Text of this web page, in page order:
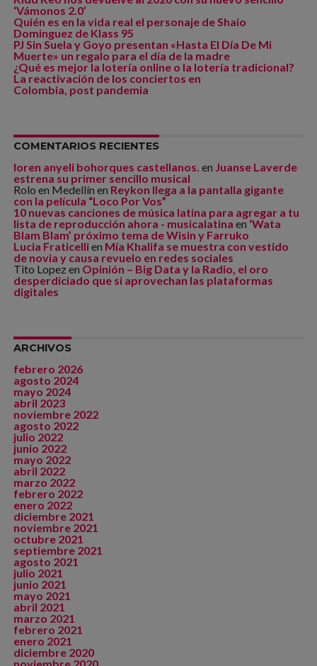
‘Vámonos 2.0’
Quién es en la vida real el personaje de Shaio
Dominguez de Klass 95
PJ Sin Suela y Goyo presentan «Hasta El Día De Mi
Muerte» un regalo para el día de la madre
¿Qué es mejor la lotería online o la lotería tradicional?
La reactivación de los conciertos en
Colombia, post pandemia
COMENTARIOS RECIENTES
loren anyeli bohorques castellanos. en Juanse Laverde
estrena su primer sencillo musical
Rolo en Medellín en Reykon llega a la pantalla gigante
con la película “Loco Por Vos”
10 nuevas canciones de música latina para agregar a tu
lista de reproducción ahora - musicalatina en ‘Wata
Blam Blam’ próximo tema de Wisin y Farruko
Lucia Fraticellien Mía Khalifa se muestra con vestido
de novia y causa revuelo en redes sociales
Tito Lopez en Opinión – Big Data y la Radio, el oro
desperdiciado que si aprovechan las plataformas
digitales
ARCHIVOS
febrero 2026
agosto 2024
mayo 2024
abril 2023
noviembre 2022
agosto 2022
julio 2022
junio 2022
mayo 2022
abril 2022
marzo 2022
febrero 2022
enero 2022
diciembre 2021
noviembre 2021
octubre 2021
septiembre 2021
agosto 2021
julio 2021
junio 2021
mayo 2021
abril 2021
marzo 2021
febrero 2021
enero 2021
diciembre 2020